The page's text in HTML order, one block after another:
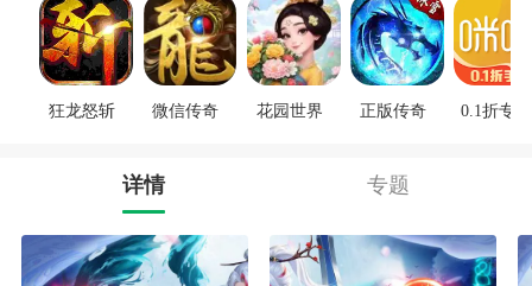
狂龙怒斩 微信传奇 花园世界 正版传奇 0.1折专区
详情 专题